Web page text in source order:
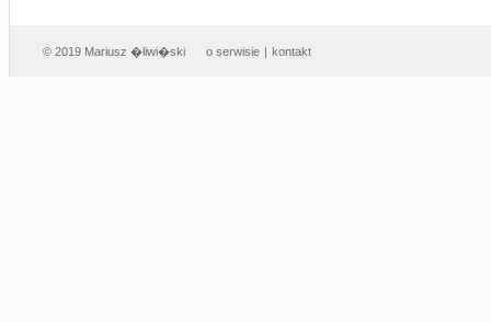
© 2019 Mariusz �liwi�ski o serwisie | kontakt